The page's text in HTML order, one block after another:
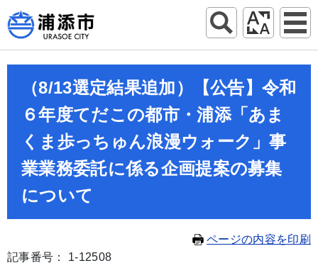
（8/13選定結果追加）【公告】令和
６年度てだこの都市・浦添「あま
くま歩っちゅん浪漫ウォーク」事
業業務委託に係る企画提案の募集
について
ページの内容を印刷
記事番号： 1-12508